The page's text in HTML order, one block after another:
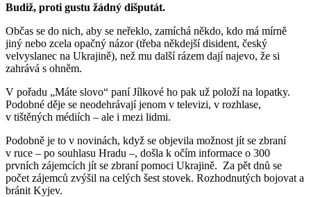
Budiž, proti gustu žádný dišputát.
Občas se do nich, aby se neřeklo, zamíchá někdo, kdo má mírně
jiný nebo zcela opačný názor (třeba někdejší disident, český
velvyslanec na Ukrajině), než mu další rázem dají najevo, že si
zahrává s ohněm.
V pořadu „Máte slovo“ paní Jílkové ho pak už položí na lopatky.
Podobné děje se neodehrávají jenom v televizi, v rozhlase,
v tištěných médiích – ale i mezi lidmi.
Podobně je to v novinách, když se objevila možnost jít se zbraní
v ruce – po souhlasu Hradu –, došla k očím informace o 300
prvních zájemcích jít se zbraní pomoci Ukrajině. Za pět dnů se
počet zájemců zvýšil na celých šest stovek. Rozhodnutých bojovat a
bránit Kyjev.